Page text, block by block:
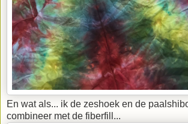
En wat als... ik de zeshoek en de
combineer met de fiberfill...